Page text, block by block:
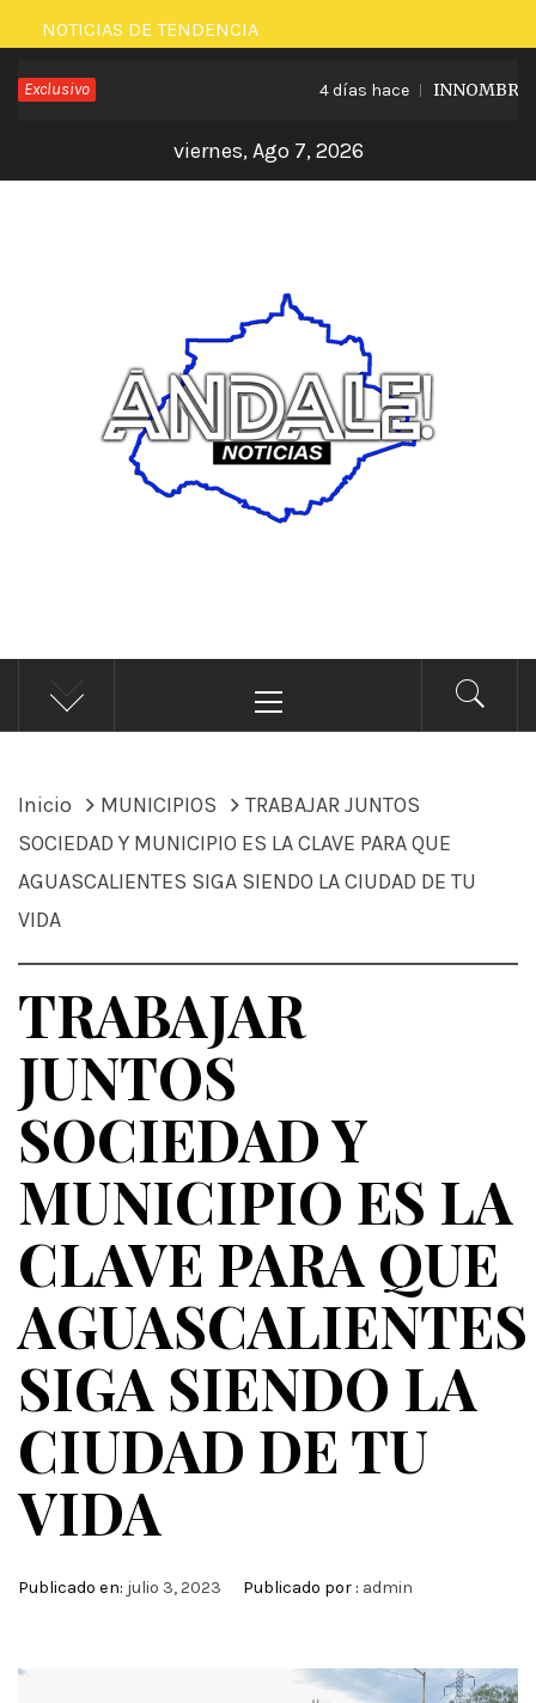
Saltar
al
contenido
NOTICIAS DE TENDENCIA
Exclusivo 4 días hace
viernes, Ago 7, 2026
ÁNDALE NOTICIAS
Noticias
principal
Inicio MUNICIPIOS
TRABAJAR JUNTOS
SOCIEDAD Y MUNICIPIO ES LA CLAVE PARA QUE
AGUASCALIENTES SIGA SIENDO LA CIUDAD DE TU
VIDA
TRABAJAR
JUNTOS
SOCIEDAD Y
MUNICIPIO ES LA
CLAVE PARA QUE
AGUASCALIENTES
SIGA SIENDO LA
CIUDAD DE TU
VIDA
Publicado en: julio 3, 2023 Publicado por : admin